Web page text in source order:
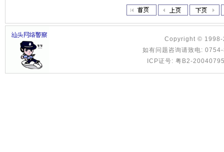
Copyright ©
如有问题咨询请致电:
ICP证号: 粤B2-